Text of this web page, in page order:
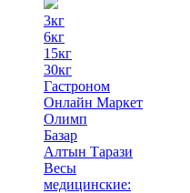
3кг
6кг
15кг
30кг
Гастроном
Онлайн Маркет
Олимп
Базар
Алтын Тарази
Весы
медицинские: